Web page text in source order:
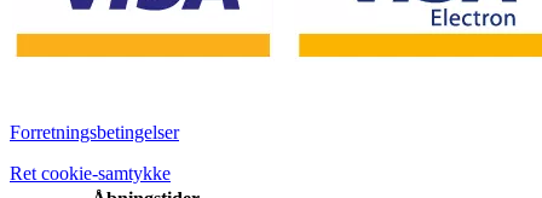
Forretningsbetingelser
Ret cookie-samtykke